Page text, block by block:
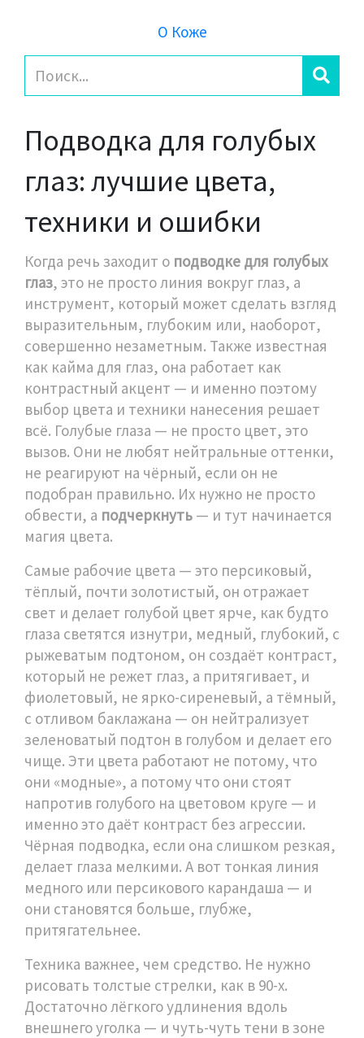
О Коже
Подводка для голубых
глаз: лучшие цвета,
техники и ошибки
Когда речь заходит о подводке для голубых
глаз, это не просто линия вокруг глаз, а
инструмент, который может сделать взгляд
выразительным, глубоким или, наоборот,
совершенно незаметным. Также известная
как кайма для глаз, она работает как
контрастный акцент — и именно поэтому
выбор цвета и техники нанесения решает
всё. Голубые глаза — не просто цвет, это
вызов. Они не любят нейтральные оттенки,
не реагируют на чёрный, если он не
подобран правильно. Их нужно не просто
обвести, а подчеркнуть — и тут начинается
магия цвета.
Самые рабочие цвета — это персиковый,
тёплый, почти золотистый, он отражает
свет и делает голубой цвет ярче, как будто
глаза светятся изнутри, медный, глубокий, с
рыжеватым подтоном, он создаёт контраст,
который не режет глаз, а притягивает, и
фиолетовый, не ярко-сиреневый, а тёмный,
с отливом баклажана — он нейтрализует
зеленоватый подтон в голубом и делает его
чище. Эти цвета работают не потому, что
они «модные», а потому что они стоят
напротив голубого на цветовом круге — и
именно это даёт контраст без агрессии.
Чёрная подводка, если она слишком резкая,
делает глаза мелкими. А вот тонкая линия
медного или персикового карандаша — и
они становятся больше, глубже,
притягательнее.
Техника важнее, чем средство. Не нужно
рисовать толстые стрелки, как в 90-х.
Достаточно лёгкого удлинения вдоль
внешнего уголка — и чуть-чуть тени в зоне